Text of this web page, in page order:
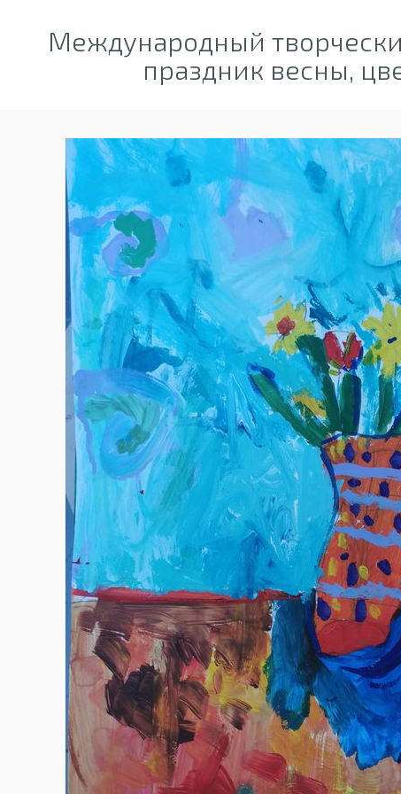
Международный
праздник весны,